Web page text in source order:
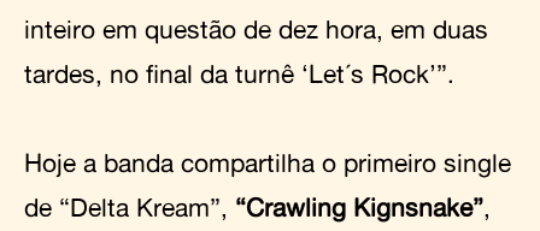
inteiro em questão de dez hora, em duas
tardes, no final da turnê ‘Let´s Rock’”.
Hoje a banda compartilha o primeiro single
de “Delta Kream”, “Crawling Kignsnake”